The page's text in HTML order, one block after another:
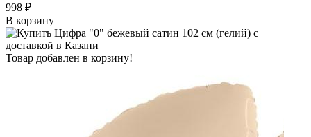
998 ₽
В корзину
Товар добавлен в корзину!